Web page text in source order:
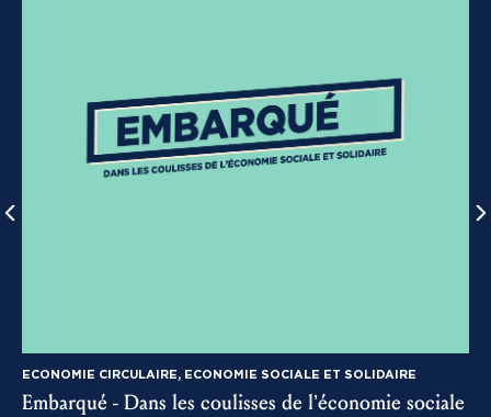
ECONOMIE CIRCULAIRE, ECONOMIE SOCIALE ET SOLIDAIRE
Embarqué - Dans les coulisses de l’économie sociale